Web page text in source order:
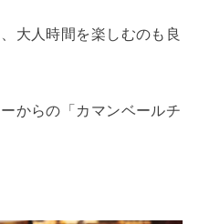
大人時間を楽しむのも良
からの「カマンベールチ